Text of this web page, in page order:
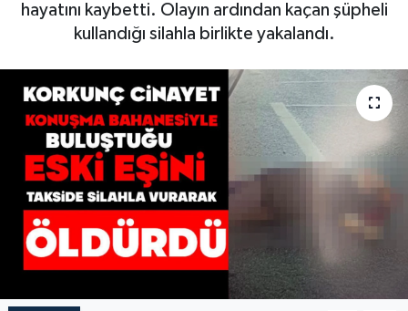
hayatını kaybetti. Olayın ardından kaçan şüpheli
kullandığı silahla birlikte yakalandı.